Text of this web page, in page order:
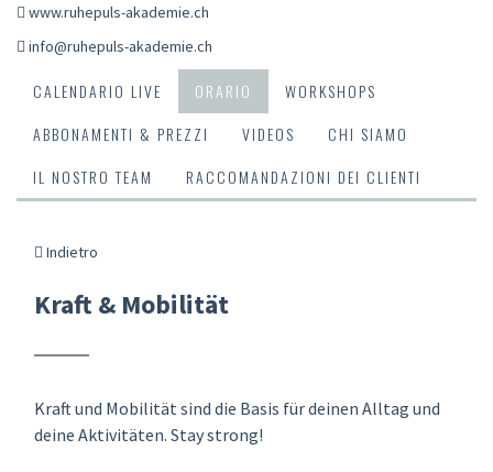
www.ruhepuls-akademie.ch
info@ruhepuls-akademie.ch
CALENDARIO LIVE ORARIO
WORKSHOPS
ABBONAMENTI & PREZZI
VIDEOS
CHI SIAMO
IL NOSTRO TEAM
RACCOMANDAZIONI DEI CLIENTI
Indietro
Kraft & Mobilität
Kraft und Mobilität sind die Basis für deinen Alltag und
deine Aktivitäten. Stay strong!